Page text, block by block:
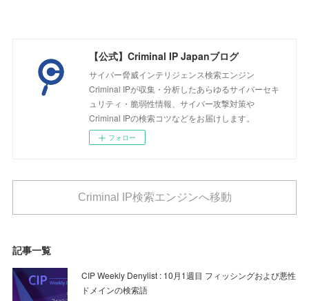
【公式】Criminal IP Japanブログ
サイバー脅威インテリジェンス検索エンジン
Criminal IPが収集・分析したあらゆるサイバーセキ
ュリティ・脆弱性情報、サイバー攻撃対策や
Criminal IPの検索コツなどをお届けします。
フォロー
Criminal IP検索エンジンへ移動
記事一覧
CIP Weekly Denylist : 10月1週目 フィッシングおよび悪性
ドメインの検索語